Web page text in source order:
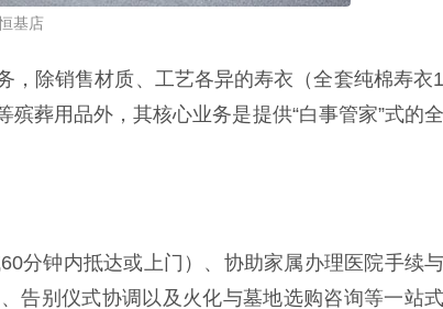
基店
，除销售材质、工艺各异的寿衣（全套纯棉寿衣1
葬用品外，其核心业务是提供“白事管家”式的全
分钟内抵达或上门）、协助家属办理医院手续与
告别仪式协调以及火化与墓地选购咨询等一站式